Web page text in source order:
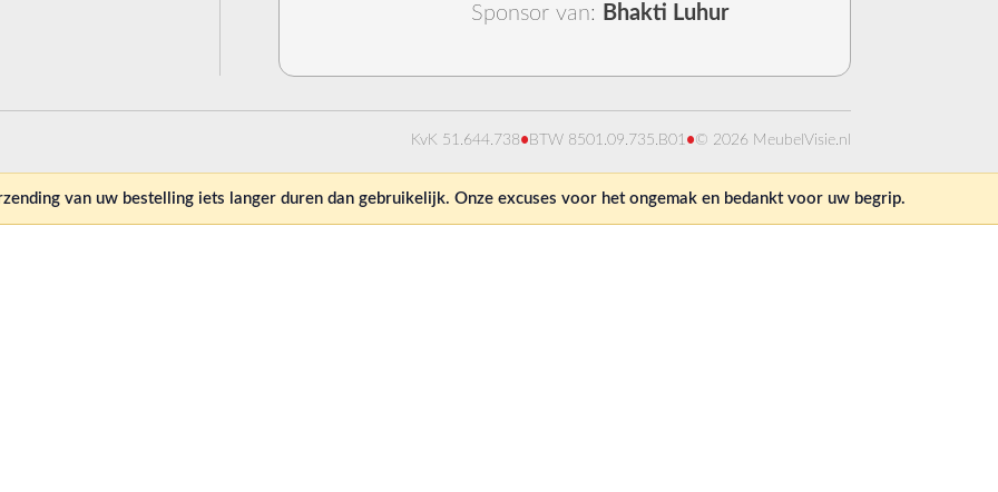
Sponsor van: Bhakti Luhur
KvK 51.644.738• BTW 8501.09.735.B01•© 2026 MeubelVisie.nl
van uw bestelling iets langer duren dan gebruikelijk. Onze excuses voor het ongemak en bedankt voor uw begrip.